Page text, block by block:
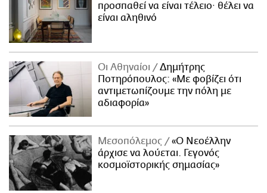
προσπαθεί να είναι τέλειο· θέλει να
είναι αληθινό
Οι Αθηναίοι
Δημήτρης
Ποτηρόπουλος: «Με φοβίζει ότι
αντιμετωπίζουμε την πόλη με
αδιαφορία»
Μεσοπόλεμος
«Ο Νεοέλλην
άρχισε να λούεται. Γεγονός
κοσμοϊστορικής σημασίας»